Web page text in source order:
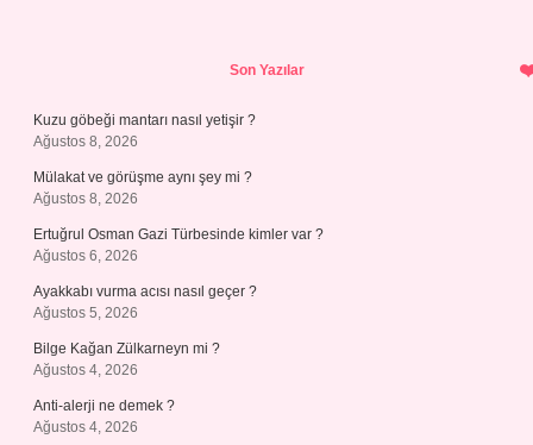
Son Yazılar
Kuzu göbeği mantarı nasıl yetişir ?
Ağustos 8, 2026
Mülakat ve görüşme aynı şey mi ?
Ağustos 8, 2026
Ertuğrul Osman Gazi Türbesinde kimler var ?
Ağustos 6, 2026
Ayakkabı vurma acısı nasıl geçer ?
Ağustos 5, 2026
Bilge Kağan Zülkarneyn mi ?
Ağustos 4, 2026
Anti-alerji ne demek ?
Ağustos 4, 2026